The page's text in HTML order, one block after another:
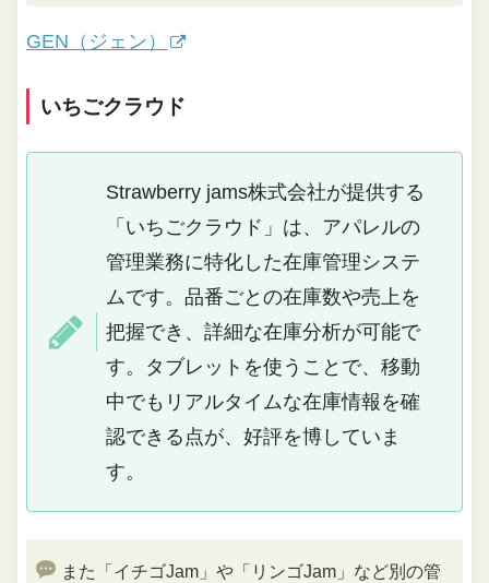
GEN（ジェン）
いちごクラウド
Strawberry jams株式会社が提供する
「いちごクラウド」は、アパレルの
管理業務に特化した在庫管理システ
ムです。品番ごとの在庫数や売上を
把握でき、詳細な在庫分析が可能で
す。タブレットを使うことで、移動
中でもリアルタイムな在庫情報を確
認できる点が、好評を博していま
す。
また「イチゴJam」や「リンゴJam」など別の管